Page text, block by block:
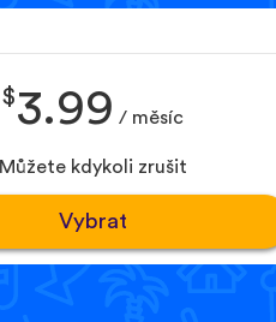
$3.99 / měsíc
Můžete kdykoli zrušit
Vybrat